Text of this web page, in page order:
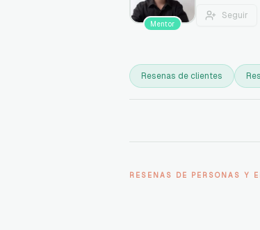
Mentor
Seguir
Resenas de clientes
RESENAS DE PERSONAS Y